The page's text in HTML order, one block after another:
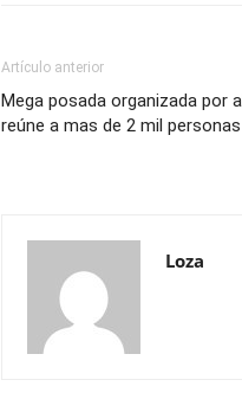
Artículo anterior
Mega posada organizada por
reúne a mas de 2 mil personas
Loza